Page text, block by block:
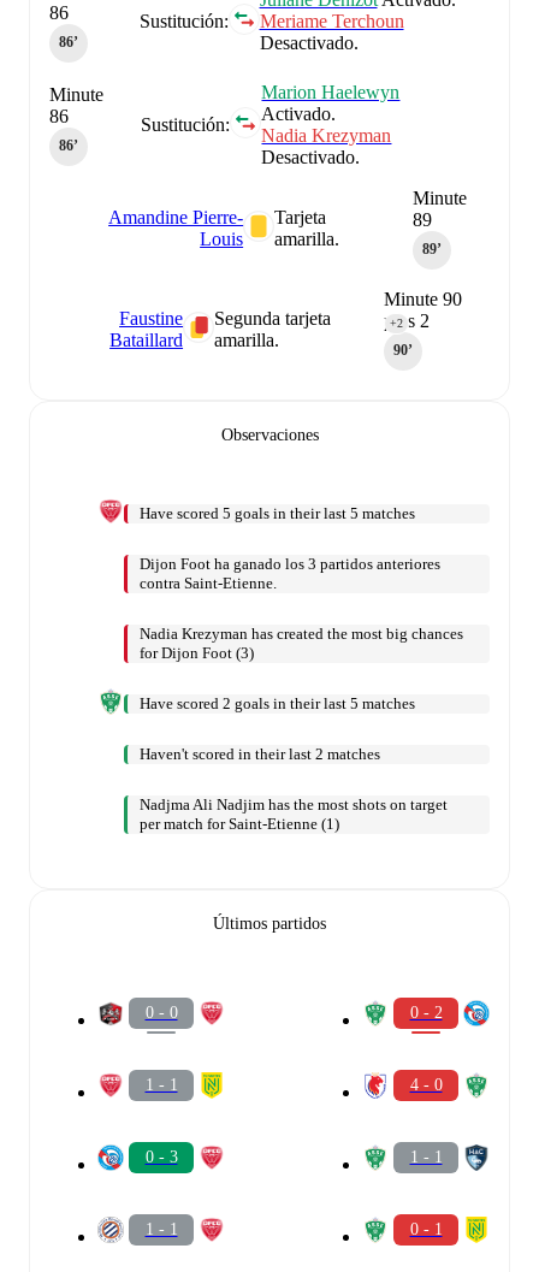
Sustitución:
Meriame Terchoun
Desactivado.
86
86‎’‎
Sustitución:
Marion Haelewyn
Activado.
Nadia Krezyman
Desactivado.
Minute
86
86‎’‎
Minute
89
89‎’‎
Tarjeta
amarilla.
Amandine Pierre-
Louis
Minute 90
plus 2
90‎’‎
+2
Segunda tarjeta
amarilla.
Faustine
Bataillard
Observaciones
Have scored 5 goals in their last 5 matches
Dijon Foot ha ganado los 3 partidos anteriores
contra Saint-Etienne.
Nadia Krezyman has created the most big chances
for Dijon Foot (3)
Have scored 2 goals in their last 5 matches
Haven't scored in their last 2 matches
Nadjma Ali Nadjim has the most shots on target
per match for Saint-Etienne (1)
Últimos partidos
0 - 0
1 - 1
0 - 3
1 - 1
0 - 2
4 - 0
1 - 1
0 - 1